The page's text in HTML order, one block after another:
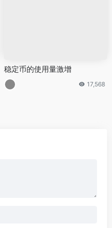
稳定币的使用量激增
17,568